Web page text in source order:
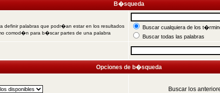
B�squeda
definir palabras que podr�an estar en los resultados
comod�n para b�scar partes de una palabra
Buscar cualquiera de los
Buscar todas las palabras
Opciones de b�squeda
Buscar los